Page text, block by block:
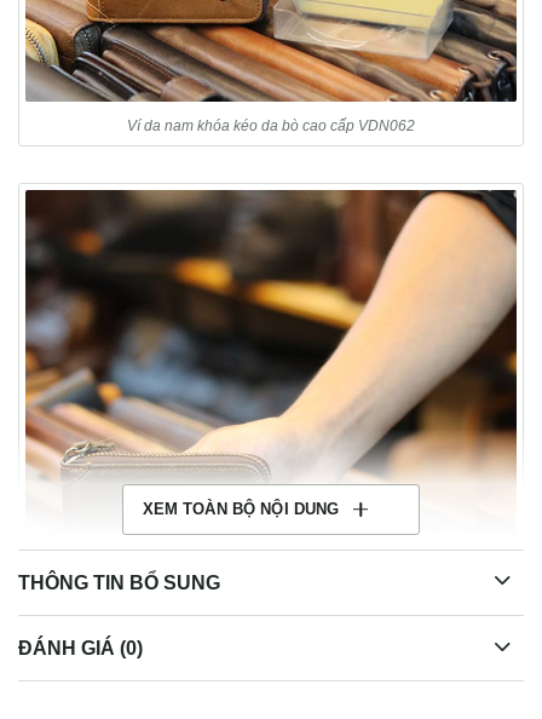
Ví da nam khóa kéo da bò cao cấp VDN062
XEM TOÀN BỘ NỘI DUNG
THÔNG TIN BỔ SUNG
ĐÁNH GIÁ (0)